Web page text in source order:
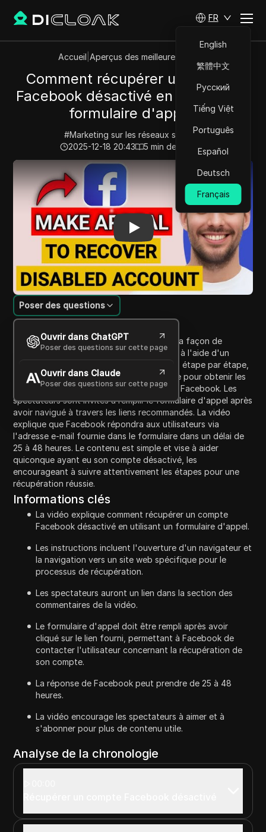
FR
English
繁體中文
Русский
Tiếng Việt
Português
Español
Deutsch
Français
Accueil Aperçus des meilleures vidéos
Comment récupérer un compte
Facebook désactivé en utilisant un
formulaire d'appel.
#Marketing sur les réseaux sociaux
2025-12-18 20:43
5 min de lecture
Play Video: Comment récupérer un compte
Introduction au contenu
Poser des questions
Ouvrir dans ChatGPT
Poser des questions sur cette page
Ouvrir dans Claude
Poser des questions sur cette page
Cette vidéo fournit un guide complet sur la façon de
récupérer un compte Facebook désactivé à l'aide d'un
formulaire d'appel. Elle décrit le processus étape par étape,
y compris l'accès à un site Web spécifique pour obtenir les
informations de contact nécessaires pour Facebook. Les
spectateurs sont invités à remplir le formulaire d'appel après
avoir navigué à travers les liens recommandés. La vidéo
explique que Facebook répondra aux utilisateurs via
l'adresse e-mail fournie dans le formulaire dans un délai de
25 à 48 heures. Le contenu est simple et vise à aider
quiconque ayant eu son compte désactivé, les
encourageant à suivre attentivement les étapes pour une
récupération réussie.
Informations clés
La vidéo explique comment récupérer un compte
Facebook désactivé en utilisant un formulaire d'appel.
Les instructions incluent l'ouverture d'un navigateur et
la navigation vers un site web spécifique pour le
processus de récupération.
Les spectateurs auront un lien dans la section des
commentaires de la vidéo.
Le formulaire d'appel doit être rempli après avoir
cliqué sur le lien fourni, permettant à Facebook de
contacter l'utilisateur concernant la récupération de
son compte.
La réponse de Facebook peut prendre de 25 à 48
heures.
La vidéo encourage les spectateurs à aimer et à
s'abonner pour plus de contenu utile.
Analyse de la chronologie